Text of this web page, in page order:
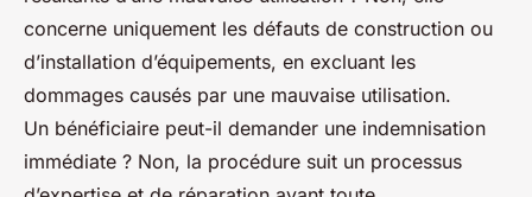
concerne uniquement les défauts de construction ou
d’installation d’équipements, en excluant les
dommages causés par une mauvaise utilisation.
Un bénéficiaire peut-il demander une indemnisation
immédiate ? Non, la procédure suit un processus